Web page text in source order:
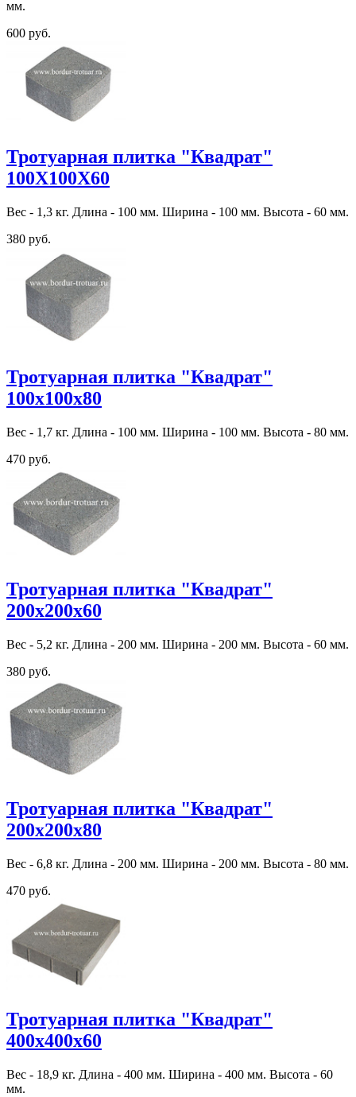
мм.
600 руб.
Тротуарная плитка "Квадрат"
100Х100Х60
Вес - 1,3 кг. Длина - 100 мм. Ширина - 100 мм. Высота - 60 мм.
380 руб.
Тротуарная плитка "Квадрат"
100х100х80
Вес - 1,7 кг. Длина - 100 мм. Ширина - 100 мм. Высота - 80 мм.
470 руб.
Тротуарная плитка "Квадрат"
200х200х60
Вес - 5,2 кг. Длина - 200 мм. Ширина - 200 мм. Высота - 60 мм.
380 руб.
Тротуарная плитка "Квадрат"
200х200х80
Вес - 6,8 кг. Длина - 200 мм. Ширина - 200 мм. Высота - 80 мм.
470 руб.
Тротуарная плитка "Квадрат"
400х400х60
Вес - 18,9 кг. Длина - 400 мм. Ширина - 400 мм. Высота - 60
мм.